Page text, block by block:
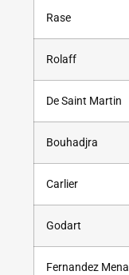
Rase
Rolaff
De Saint Martin
Bouhadjra
Carlier
Godart
Fernandez Mena